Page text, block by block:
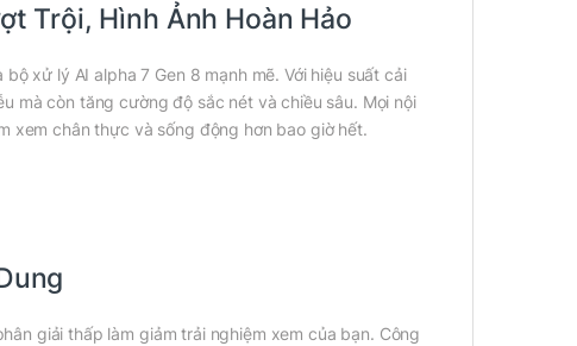
Trội, Hình Ảnh Hoàn Hảo
xử lý AI alpha 7 Gen 8 mạnh mẽ. Với hiệu suất cải
mà còn tăng cường độ sắc nét và chiều sâu. Mọi nội
xem chân thực và sống động hơn bao giờ hết.
giải thấp làm giảm trải nghiệm xem của bạn. Công